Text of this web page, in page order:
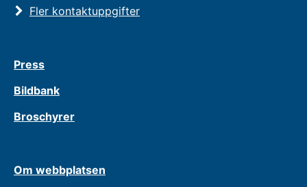
Fler kontaktuppgifter
Press
Bildbank
Broschyrer
Om webbplatsen